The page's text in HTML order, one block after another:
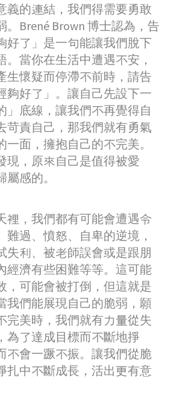
義的連結，我們得需要勇敢
。Brené Brown 博士認為，告
好了」是一句能讓我們脫下
。當你在生活中遭遇不安，
生懷疑而停滯不前時，請告
夠好了」。讓自己先設下一
」底線，讓我們不再覺得自
苛責自己，那我們就有勇氣
面，擁抱自己的不完美。
現，原來自己是值得被愛
感的。
裡，我們都有可能會遭遇令
難過、憤怒、自卑的逆境，
失利、被老師誤會或是跟朋
經濟有些困難等等。這可能
，可能會被打倒，但這就是
我們能展現自己的脆弱，願
完美時，我們就有力量從失
為了達成目標而不斷地掙
不會一蹶不振。讓我們從脆
扎中不斷成長，活出更有意